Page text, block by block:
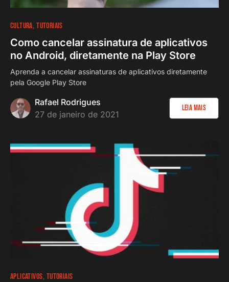
CULTURA TUTORIAIS
Como cancelar assinatura de aplicativos
no Android, diretamente na Play Store
Aprenda a cancelar assinaturas de aplicativos diretamente
pela Google Play Store
Rafael Rodrigues
27 de janeiro de 2021
Leia Mais
APLICATIVOS TUTORIAIS